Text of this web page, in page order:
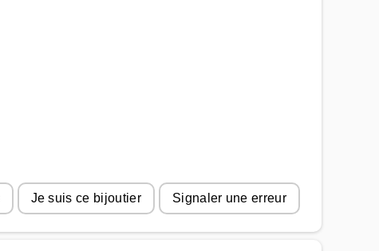
Je suis ce bijoutier Signaler une erreur